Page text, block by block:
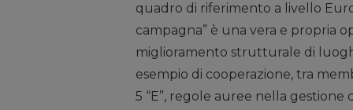
quadro di riferimento a livello
campagna” è una vera e propria
miglioramento strutturale di
esempio di cooperazione, tra
5 “E”, regole auree nella